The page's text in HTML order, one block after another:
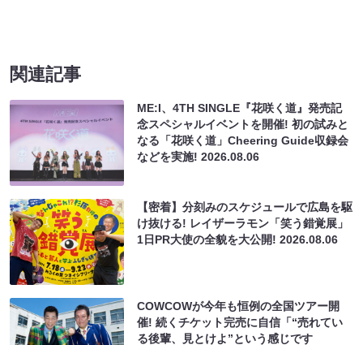
関連記事
ME:I、4TH SINGLE『花咲く道』発売記
念スペシャルイベントを開催! 初の試みと
なる「花咲く道」Cheering Guide収録会
などを実施!2026.08.06
【密着】分刻みのスケジュールで広島を駆
け抜ける! レイザーラモン「笑う錯覚展」
1日PR大使の全貌を大公開!2026.08.06
COWCOWが今年も恒例の全国ツアー開
催! 続くチケット完売に自信「“売れてい
る後輩、見とけよ”という感じです